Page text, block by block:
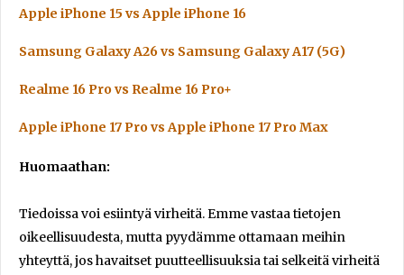
Apple iPhone 15 vs Apple iPhone 16
Samsung Galaxy A26 vs Samsung Galaxy A17 (5G)
Realme 16 Pro vs Realme 16 Pro+
Apple iPhone 17 Pro vs Apple iPhone 17 Pro Max
Huomaathan:
Tiedoissa voi esiintyä virheitä. Emme vastaa tietojen
oikeellisuudesta, mutta pyydämme ottamaan meihin
yhteyttä, jos havaitset puutteellisuuksia tai selkeitä virheitä